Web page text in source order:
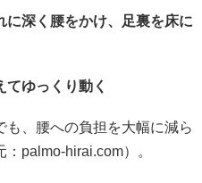
に深く腰をかけ、足裏を床に
てゆっくり動く
も、腰への負担を大幅に減ら
palmo-hirai.com）。